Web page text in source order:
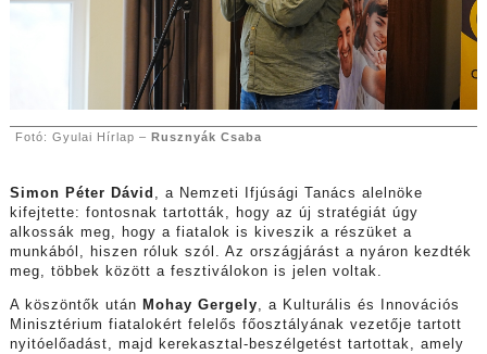
Fotó: Gyulai Hírlap – Rusznyák Csaba
Simon Péter Dávid , a Nemzeti Ifjúsági Tanács alelnöke
kifejtette: fontosnak tartották, hogy az új stratégiát úgy
alkossák meg, hogy a fiatalok is kiveszik a részüket a
munkából, hiszen róluk szól. Az országjárást a nyáron kezdték
meg, többek között a fesztiválokon is jelen voltak.
A köszöntők után Mohay Gergely, a Kulturális és Innovációs
Minisztérium fiatalokért felelős főosztályának vezetője tartott
nyitóelőadást, majd kerekasztal-beszélgetést tartottak, amely